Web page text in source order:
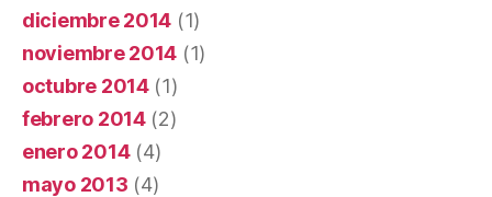
diciembre 2014 (1)
noviembre 2014 (1)
octubre 2014(1)
febrero 2014(2)
enero 2014(4)
mayo 2013 (4)